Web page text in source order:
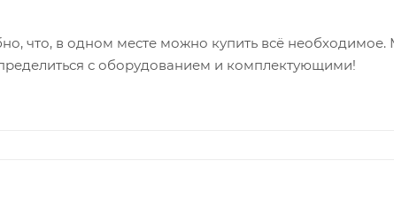
что, в одном месте можно купить всё
с оборудованием и комплектующими!